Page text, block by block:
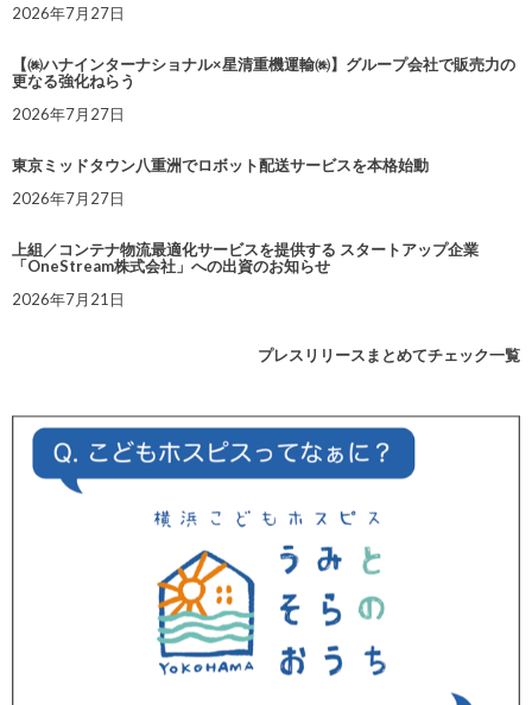
2026年7月27日
【㈱ハナインターナショナル×星清重機運輸㈱】グループ会社で販売力の
更なる強化ねらう
2026年7月27日
東京ミッドタウン八重洲でロボット配送サービスを本格始動
2026年7月27日
上組／コンテナ物流最適化サービスを提供する スタートアップ企業
「OneStream株式会社」への出資のお知らせ
2026年7月21日
プレスリリースまとめてチェック一覧